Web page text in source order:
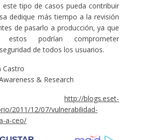
este tipo de casos pueda contribuir
dedique más tiempo a la revisión
de pasarlo a producción, ya que
podrían comprometer
de todos los usuarios.
Castro
& Research
http://blogs.eset-
2011/12/07/vulnerabilidad-
a-ceo/